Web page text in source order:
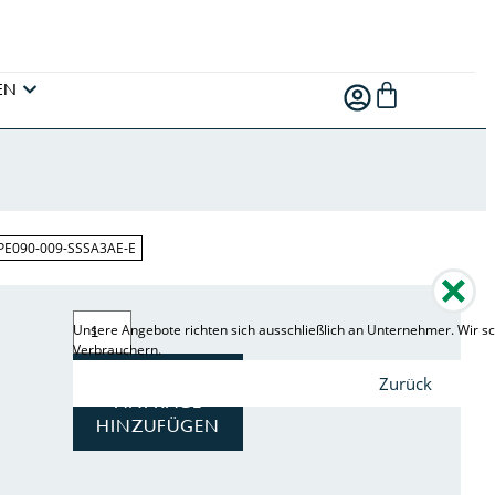
009-SSSA3AE-E
ANFRAGE
HINZUFÜGEN
Unsere Angebote richten sich ausschließlich an Unternehmer. Wir
Verbrauchern.
Zurück